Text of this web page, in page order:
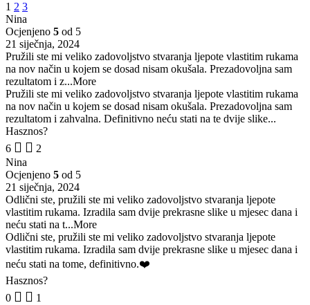
1 2 3
Nina
Ocjenjeno 5 od 5
21 siječnja, 2024
Pružili ste mi veliko zadovoljstvo stvaranja ljepote vlastitim rukama
na nov način u kojem se dosad nisam okušala. Prezadovoljna sam
rezultatom i z...More
Pružili ste mi veliko zadovoljstvo stvaranja ljepote vlastitim rukama
na nov način u kojem se dosad nisam okušala. Prezadovoljna sam
rezultatom i zahvalna. Definitivno neću stati na te dvije slike...
Hasznos?
6
2
Nina
Ocjenjeno 5 od 5
21 siječnja, 2024
Odlični ste, pružili ste mi veliko zadovoljstvo stvaranja ljepote
vlastitim rukama. Izradila sam dvije prekrasne slike u mjesec dana i
neću stati na t...More
Odlični ste, pružili ste mi veliko zadovoljstvo stvaranja ljepote
vlastitim rukama. Izradila sam dvije prekrasne slike u mjesec dana i
neću stati na tome, definitivno.❤️
Hasznos?
0
1